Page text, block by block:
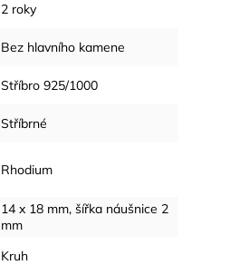
2 roky
Bez hlavního kamene
Stříbro 925/1000
Stříbrné
Rhodium
14 x 18 mm, šířka náušnice 2
mm
Kruh